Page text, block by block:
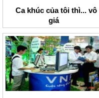
Ca khúc của tôi thì... vô
giá